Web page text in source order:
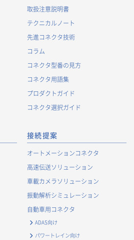
取扱注意説明書
テクニカルノート
先進コネクタ技術
コラム
コネクタ型番の見方
コネクタ用語集
プロダクトガイド
コネクタ選択ガイド
接続提案
オートメーションコネクタ
高速伝送ソリューション
車載カメラソリューション
振動解析シミュレーション
自動車用コネクタ
ADAS向け
パワートレイン向け